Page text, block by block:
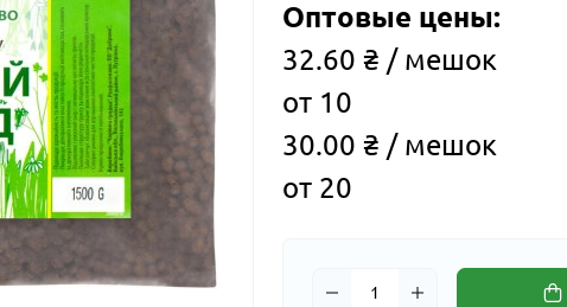
Оптовые цены:
32.60 ₴ / мешок
от 10
30.00 ₴ / мешок
от 20